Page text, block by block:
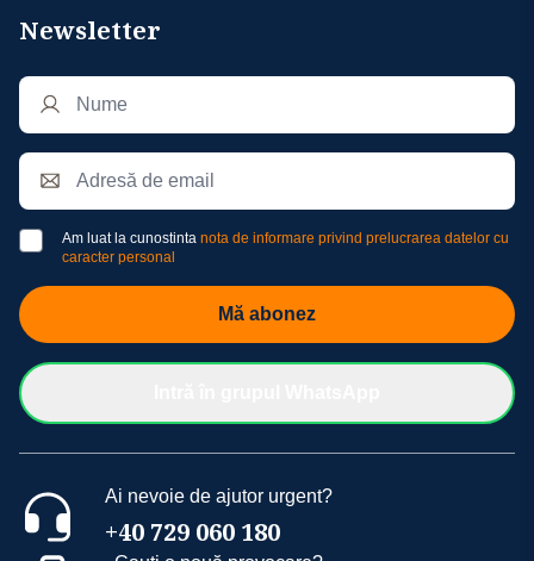
Newsletter
Am luat la cunostinta nota de informare privind prelucrarea datelor cu
caracter personal
Mă abonez
Ai nevoie de ajutor urgent?
+40 729 060 180